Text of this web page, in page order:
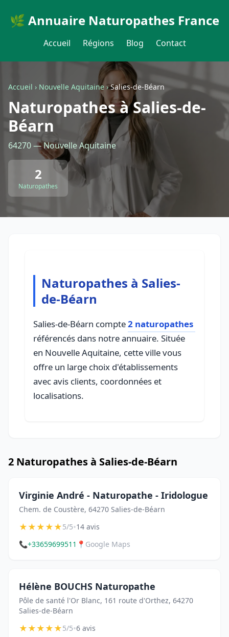
🌿 Annuaire Naturopathes France
Accueil Régions Blog Contact
Accueil › Nouvelle Aquitaine ›Salies-de-Béarn
Naturopathes à Salies-de-
Béarn
64270 — Nouvelle Aquitaine
2
Naturopathes
Naturopathes à Salies-
de-Béarn
Salies-de-Béarn compte2 naturopathes
référencés dans notre annuaire. Située
en Nouvelle Aquitaine, cette ville vous
offre un large choix d'établissements
avec avis clients, coordonnées et
localisations.
2 Naturopathes à Salies-de-Béarn
Virginie André - Naturopathe - Iridologue
Chem. de Coustère, 64270 Salies-de-Béarn
★★★★★5/5•14 avis
📞+33659699511 📍 Google Maps
Hélène BOUCHS Naturopathe
Pôle de santé l'Or Blanc, 161 route d'Orthez, 64270
Salies-de-Béarn
★★★★★5/5•6 avis